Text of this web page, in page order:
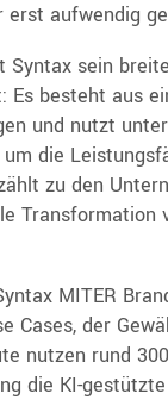
aufwendig
Syntax sein
Es besteht aus
und nutzt
um die
zu den
MITER
Cases, der
nutzen rund
die KI-